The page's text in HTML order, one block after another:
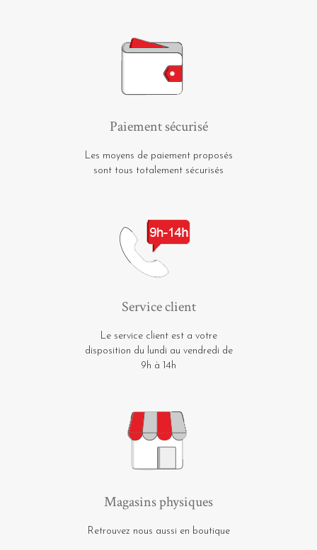
Paiement sécurisé
Les moyens de paiement proposés
sont tous totalement sécurisés
Service client
Le service client est a votre
disposition du lundi au vendredi de
9h à 14h
Magasins physiques
Retrouvez nous aussi en boutique